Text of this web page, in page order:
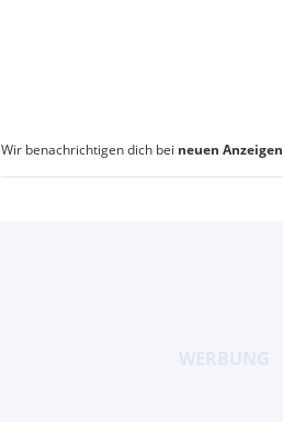
Wir benachrichtigen dich bei neuen Anzeigen